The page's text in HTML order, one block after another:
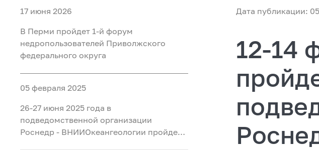
17 июня 2026
В Перми пройдет 1-й форум
недропользователей Приволжского
федерального округа
05 февраля 2025
26-27 июня 2025 года в
подведомственной организации
Роснедр - ВНИИОкеангеологии пройдет
Дата публикации:
12-14